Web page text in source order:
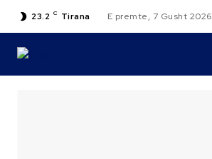
23.2 C Tirana E premte, 7 Gusht 2026